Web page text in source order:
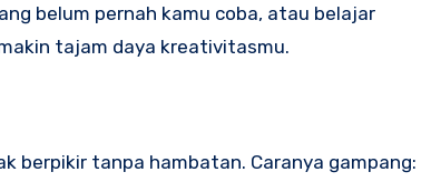
belum pernah kamu coba, atau belajar
tajam daya kreativitasmu.
berpikir tanpa hambatan. Caranya gampang: